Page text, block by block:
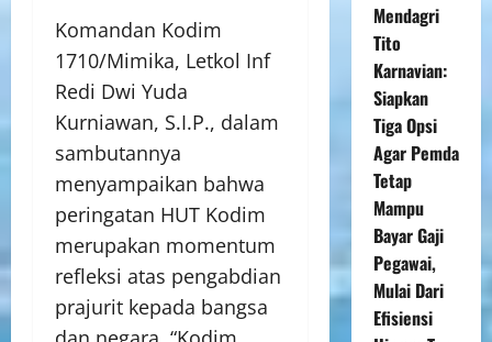
Komandan Kodim
1710/Mimika, Letkol Inf
Redi Dwi Yuda
Kurniawan, S.I.P., dalam
sambutannya
menyampaikan bahwa
peringatan HUT Kodim
merupakan momentum
refleksi atas pengabdian
prajurit kepada bangsa
Mendagri
Tito
Karnavian:
Siapkan
Tiga Opsi
Agar Pemda
Tetap
Mampu
Bayar Gaji
Pegawai,
Mulai Dari
Efisiensi